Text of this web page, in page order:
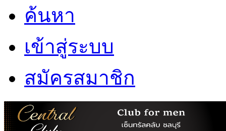
ค้นหา
เข้าสู่ระบบ
สมัครสมาชิก